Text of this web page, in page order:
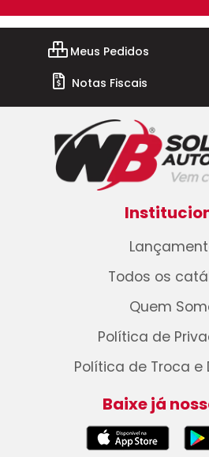
Meus Pedidos
Notas Fiscais
Todos os
Quem
Política de
Política de Troca e
Baixe já